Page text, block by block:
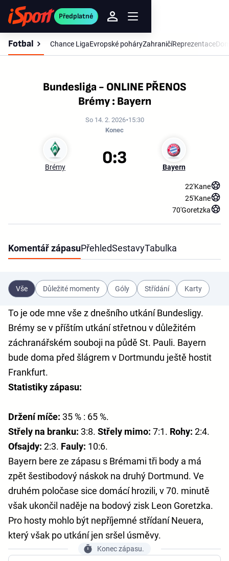
Předplatné
Fotbal Chance LigaEvropské poháryZahraničíReprezentace
Bundesliga - ONLINE PŘENOS
Brémy : Bayern
So 14. 2. 2026 15:30
Konec
Brémy Bayern
0:3
22'Kane
25'Kane
70'Goretzka
Komentář zápasuPřehledSestavyTabulka
Vše Důležité momenty Góly Střídání Karty
To je ode mne vše z dnešního utkání Bundesligy.
Brémy se v příštím utkání střetnou v důležitém
záchranářském souboji na půdě St. Pauli. Bayern
bude doma před šlágrem v Dortmundu ještě hostit
Frankfurt.
Statistiky zápasu:
Držení míče: 35 % : 65 %.
Střely na branku: 3:8. Střely mimo: 7:1. Rohy: 2:4.
Ofsajdy: 2:3. Fauly: 10:6.
Bayern bere ze zápasu s Brémami tři body a má
zpět šestibodový náskok na druhý Dortmund. Ve
druhém poločase sice domácí hrozili, v 70. minutě
však ukončil naděje na bodový zisk Leon Goretzka.
Pro hosty mohlo být nepříjemné střídaní Neuera,
který však po utkání jen sršel úsměvy.
Konec zápasu.